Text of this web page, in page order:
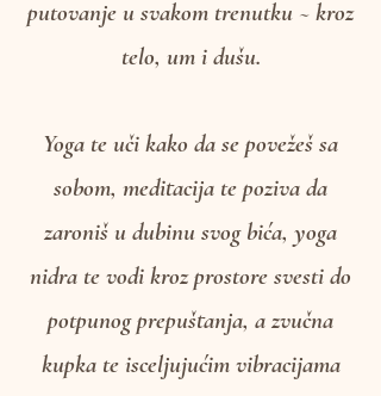
završava na prostirci, već postaje
putovanje u svakom trenutku ~ kroz
Yoga te uči kako da se povežeš sa
sobom, meditacija te poziva da
zaroniš u dubinu svog bića, yoga
nidra te vodi kroz prostore svesti do
potpunog prepuštanja, a zvučna